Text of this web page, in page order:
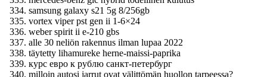
samsung galaxy s21 5g 8/256gb
vortex viper pst gen ii 1-6×24
weber spirit ii e-210 gbs
alle 30 neliön rakennus ilman lupaa 2022
täytetty lihamureke herne-maissi-paprika
курс евро к рублю санкт-петербург
milloin autosi jarrut ovat välittömän huollon tarpeessa?